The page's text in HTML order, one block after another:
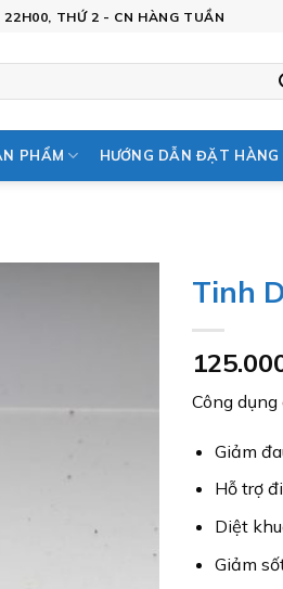
THỨ 2 - CN HÀNG TUẦN
PHẨM HƯỚNG DẪN ĐẶT HÀNG
Tinh
Công
Giảm
Hỗ trợ
Diệt
Giảm